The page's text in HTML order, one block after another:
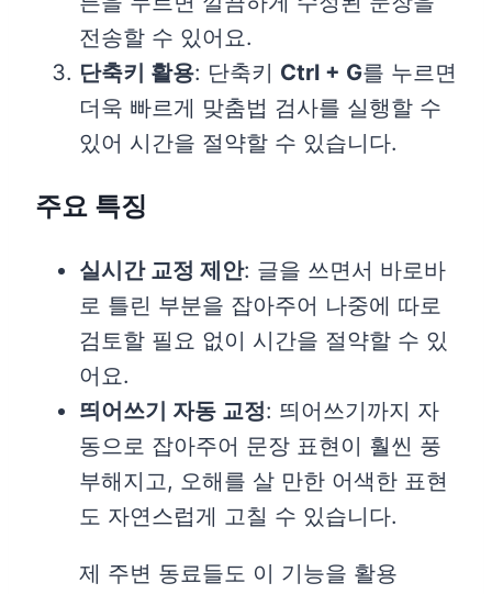
전송할 수 있어요.
단축키 활용: 단축키 Ctrl + G를 누르면
더욱 빠르게 맞춤법 검사를 실행할 수
있어 시간을 절약할 수 있습니다.
주요 특징
실시간 교정 제안: 글을 쓰면서 바로바
로 틀린 부분을 잡아주어 나중에 따로
검토할 필요 없이 시간을 절약할 수 있
어요.
띄어쓰기 자동 교정: 띄어쓰기까지 자
동으로 잡아주어 문장 표현이 훨씬 풍
부해지고, 오해를 살 만한 어색한 표현
도 자연스럽게 고칠 수 있습니다.
제 주변 동료들도 이 기능을 활용